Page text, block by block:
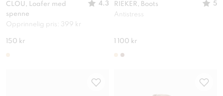
CLOU, Loafer med
spenne
4.3
Opprinnelig pris: 399 kr
150 kr
RIEKER, Boots
5
Antistress
1 100 kr